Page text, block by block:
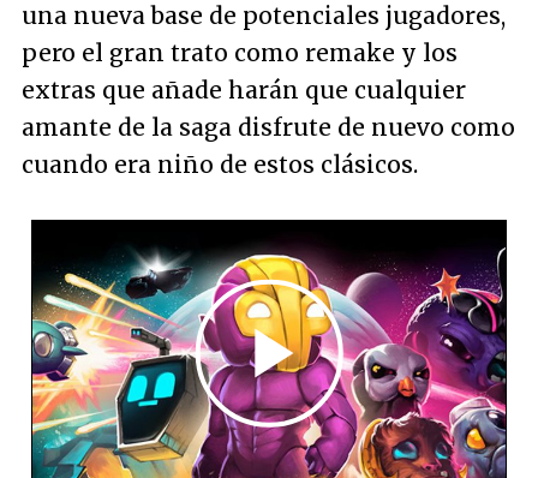
una nueva base de potenciales jugadores,
pero el gran trato como remake y los
extras que añade harán que cualquier
amante de la saga disfrute de nuevo como
cuando era niño de estos clásicos.